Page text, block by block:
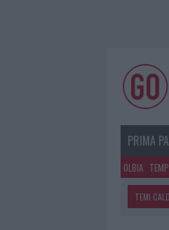
PRIMA
OLBIA
TEMI